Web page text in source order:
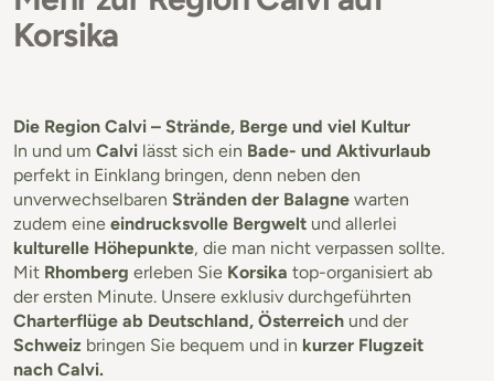
Korsika
Die Region Calvi – Strände, Berge und viel Kultur
In und um Calvi lässt sich ein Bade- und Aktivurlaub
perfekt in Einklang bringen, denn neben den
unverwechselbaren Stränden der Balagne warten
zudem eine eindrucksvolle Bergwelt und allerlei
kulturelle Höhepunkte, die man nicht verpassen sollte.
Mit Rhomberg erleben Sie Korsika top-organisiert ab
der ersten Minute. Unsere exklusiv durchgeführten
Charterflüge ab Deutschland, Österreich und der
Schweiz bringen Sie bequem und in kurzer Flugzeit
nach Calvi.